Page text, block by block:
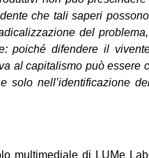
che tali saperi
del
poiché difendere il
al capitalismo può essere
solo nell’identificazione
multimediale di LUMe